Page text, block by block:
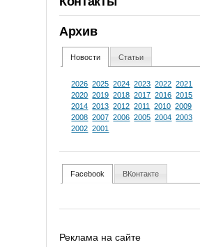
Архив
Новости Статьи
2026 2025 2024 2023 2022 2021
2020 2019 2018 2017 2016 2015
2014 2013 2012 2011 2010 2009
2008 2007 2006 2005 2004 2003
2002 2001
Facebook ВКонтакте
Реклама на сайте